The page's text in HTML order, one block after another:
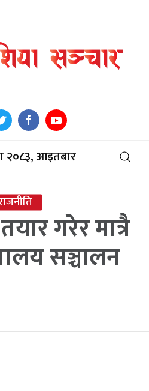
२०८३, आइतबार
तयार गरेर मात्रै
सञ्चालन